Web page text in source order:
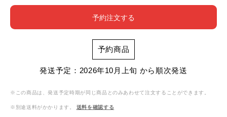
予約注文する
予約商品
発送予定：2026年10月上旬 から順次発送
※この商品は、発送予定時期が同じ商品とのみあわせて注文することができます。
※別途送料がかかります。 送料を確認する